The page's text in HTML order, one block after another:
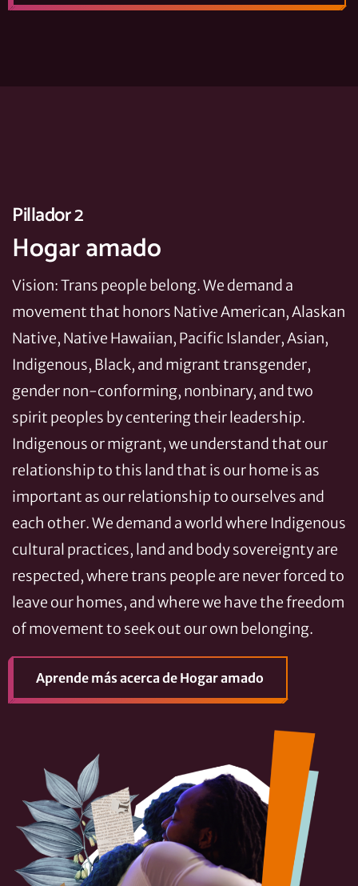
Pillador 2
Hogar amado
Vision: Trans people belong. We demand a
movement that honors Native American, Alaskan
Native, Native Hawaiian, Pacific Islander, Asian,
Indigenous, Black, and migrant transgender,
gender non-conforming, nonbinary, and two
spirit peoples by centering their leadership.
Indigenous or migrant, we understand that our
relationship to this land that is our home is as
important as our relationship to ourselves and
each other. We demand a world where Indigenous
cultural practices, land and body sovereignty are
respected, where trans people are never forced to
leave our homes, and where we have the freedom
of movement to seek out our own belonging.
Aprende másacerca de Hogar amado